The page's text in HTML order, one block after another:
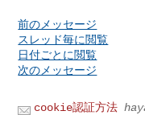
前のメッセージ
スレッド毎に閲覧
日付ごとに閲覧
次のメッセージ
cookie認証方法